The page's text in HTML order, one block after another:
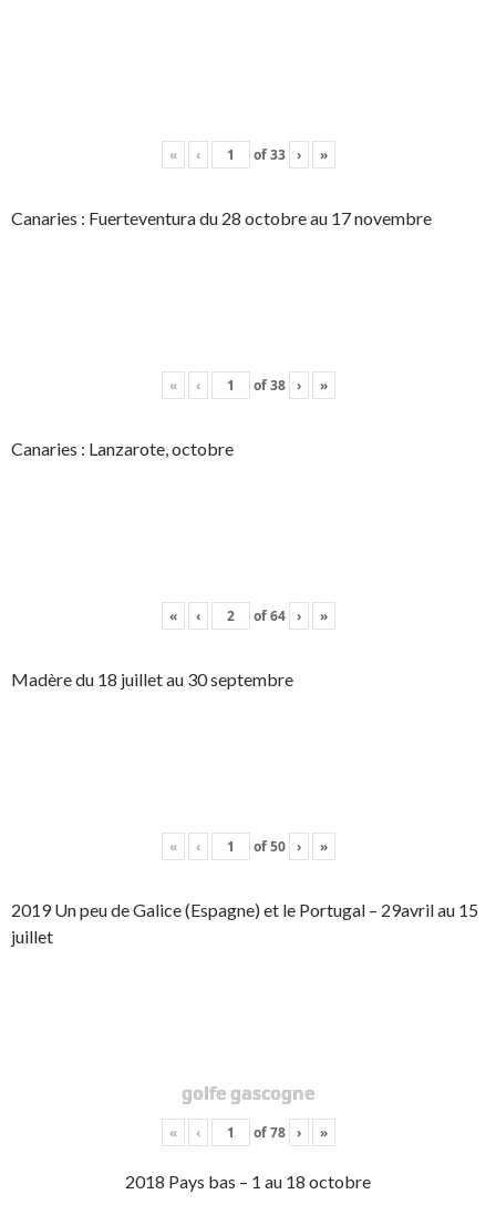
« ‹ of33 › »
Canaries : Fuerteventura du 28 octobre au 17 novembre
« ‹ of38 › »
Canaries : Lanzarote, octobre
« ‹ of64 › »
Madère du 18 juillet au 30 septembre
« ‹ of50 › »
2019 Un peu de Galice (Espagne) et le Portugal – 29avril au 15
juillet
golfe gascogne
« ‹ of78 › »
2018 Pays bas – 1 au 18 octobre